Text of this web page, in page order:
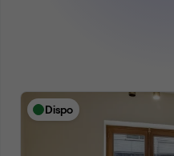
Dispo